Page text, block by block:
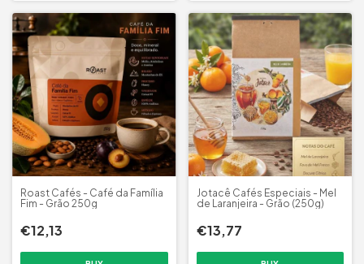
Roast Cafés - Café da Família
Fim - Grão 250g
€12,13
Jotacê Cafés Especiais - Mel
de Laranjeira - Grão (250g)
€13,77